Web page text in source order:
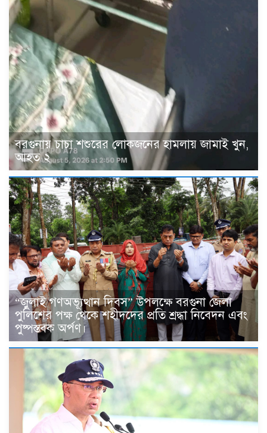
বরগুনায় চাচা শশুরের লোকজনের হামলায় জামাই খুন,
আহত ২
“জুলাই গণঅভ্যূত্থান দিবস” উপলক্ষে বরগুনা জেলা
পুলিশের পক্ষ থেকে শহীদদের প্রতি শ্রদ্ধা নিবেদন এবং
পুষ্পস্তবক অর্পণ।